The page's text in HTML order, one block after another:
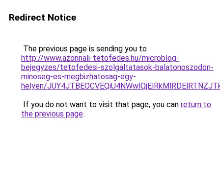
Redirect Notice
The previous page is sending you to
http://www.azonnali-tetofedes.hu/microblog-
bejegyzes/tetofedesi-szolgaltatasok-balatonoszodon-
minoseg-es-megbizhatosag-egy-
helyen/
If you do not want to visit that page, you can return to
the previous page.